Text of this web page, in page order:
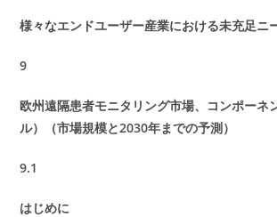
様々なエンドユーザー産業における未充足ニ
9
欧州遠隔患者モニタリング市場、コンポーネ
ル）（市場規模と2030年までの予測）
9.1
はじめに